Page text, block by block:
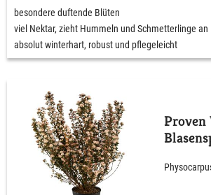
besondere duftende Blüten
viel Nektar, zieht Hummeln und Schmetterlinge an
absolut winterhart, robust und pflegeleicht